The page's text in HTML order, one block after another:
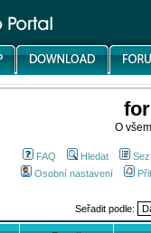
O
FAQ Hledat
Osobní nastavení
Seřadit podle: